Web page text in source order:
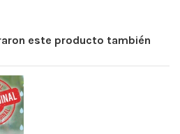
este producto también